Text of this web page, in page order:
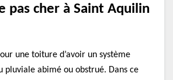
pas cher à Saint Aquilin
une toiture d’avoir un système
pluviale abimé ou obstrué. Dans ce